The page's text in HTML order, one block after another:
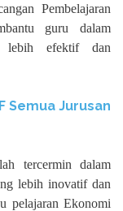
Pembelajaran
guru dalam
lebih efektif dan
Semua Jurusan
tercermin dalam
lebih inovatif dan
pelajaran Ekonomi